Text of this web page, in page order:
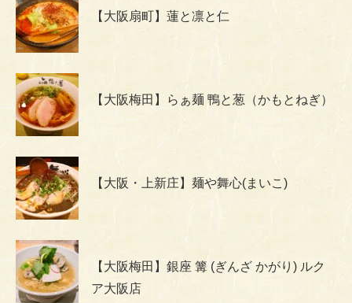
【大阪扇町】蓮と凛と仁
【大阪梅田】らぁ麺 鴨と葱（かもとねぎ）
【大阪・上新庄】麺や舞心(まいこ)
【大阪梅田】銀座 篝 (ぎんざ かがり) ルク
ア大阪店